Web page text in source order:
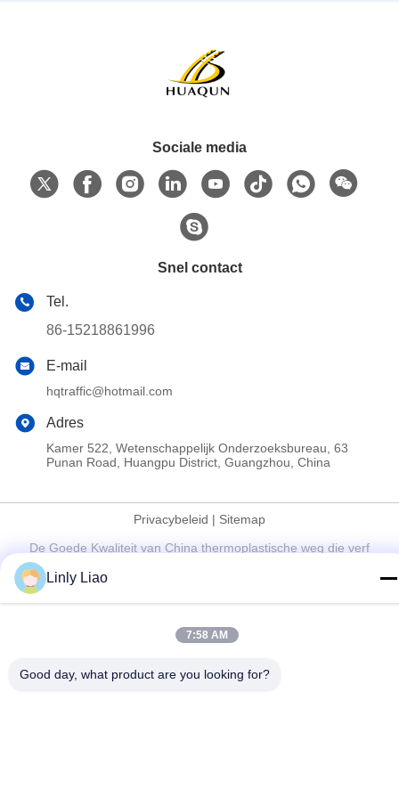
Sociale media
Snel contact
Tel.
86-15218861996
E-mail
hqtraffic@hotmail.com
Adres
Kamer 522, Wetenschappelijk Onderzoeksbureau, 63
Punan Road, Huangpu District, Guangzhou, China
Privacybeleid | Sitemap
De Goede Kwaliteit van China thermoplastische weg die verf
merken Leverancier. Copyright © 2024-2026 Guangdong Hua
Linly Liao
7:58 AM
Good day, what product are you looking for?